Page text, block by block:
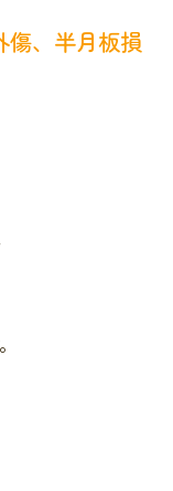
傷、半月板損